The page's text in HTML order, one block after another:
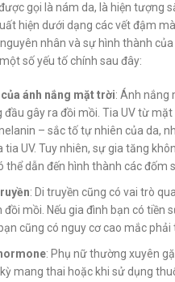
gọi là nám da, là hiện tượng
hiện dưới dạng các vết đậm
nhân và sự hình thành
số yếu tố chính sau đây:
ánh nắng mặt trời: Ánh nắng
đầu gây ra đồi mồi. Tia UV từ
– sắc tố tự nhiên của da,
tia UV. Tuy nhiên, sự gia tăng
thể dẫn đến hình thành các đốm
: Di truyền cũng có vai trò
đồi mồi. Nếu gia đình bạn có tiền
cũng có nguy cơ cao mắc phải
: Phụ nữ thường xuyên
mang thai hoặc khi sử dụng